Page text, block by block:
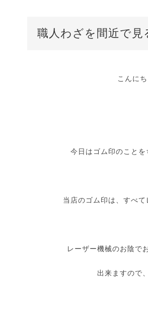
職人わざを間近で
こんに
今日はゴム印のこと
当店のゴム印は、すべ
レーザー機械のお陰で
出来ますので